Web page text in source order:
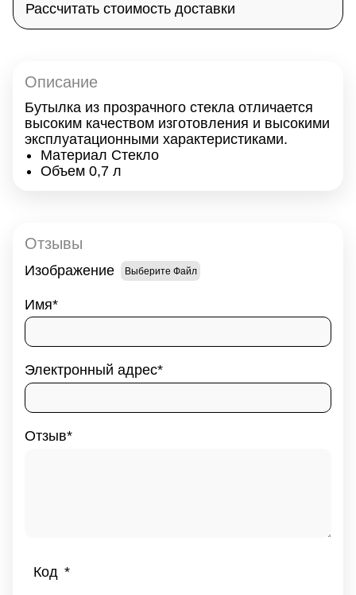
Рассчитать стоимость доставки
Описание
Бутылка из прозрачного стекла отличается
высоким качеством изготовления и высокими
эксплуатационными характеристиками.
Материал Стекло
Объем 0,7 л
Отзывы
Изображение Выберите Файл
Имя
Электронный адрес
Отзыв
Код